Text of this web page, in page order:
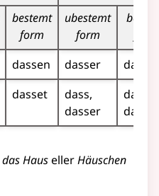
bestemt
form
ubestemt
form
dassen dasser
dasset
dass
dasser
dassa
das HausellerHäuschen